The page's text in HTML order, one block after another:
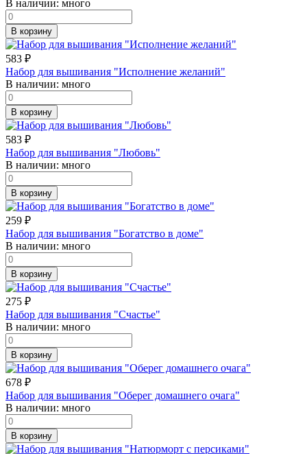
В наличии: много
В корзину
583 ₽
Набор для вышивания "Исполнение желаний"
В наличии: много
В корзину
583 ₽
Набор для вышивания "Любовь"
В наличии: много
В корзину
259 ₽
Набор для вышивания "Богатство в доме"
В наличии: много
В корзину
275 ₽
Набор для вышивания "Счастье"
В наличии: много
В корзину
678 ₽
Набор для вышивания "Оберег домашнего очага"
В наличии: много
В корзину